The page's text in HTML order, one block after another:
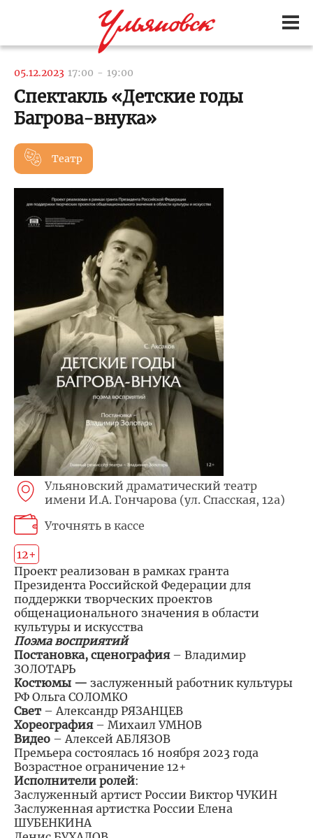
05.12.2023 17:00 - 19:00
Спектакль «Детские годы
Багрова-внука»
Театр
Ульяновский драматический театр
имени И.А. Гончарова (ул. Спасская, 12а)
Уточнять в кассе
12+
Проект реализован в рамках гранта
Президента Российской Федерации для
поддержки творческих проектов
общенационального значения в области
культуры и искусства
Поэма восприятий
Постановка, сценография– Владимир
ЗОЛОТАРЬ
Костюмы — заслуженный работник культуры
РФ Ольга СОЛОМКО
Свет – Александр РЯЗАНЦЕВ
Хореография – Михаил УМНОВ
Видео – Алексей АБЛЯЗОВ
Премьера состоялась 16 ноября 2023 года
Возрастное ограничение 12+
Исполнители ролей:
Заслуженный артист России Виктор ЧУКИН
Заслуженная артистка России Елена
ШУБЕНКИНА